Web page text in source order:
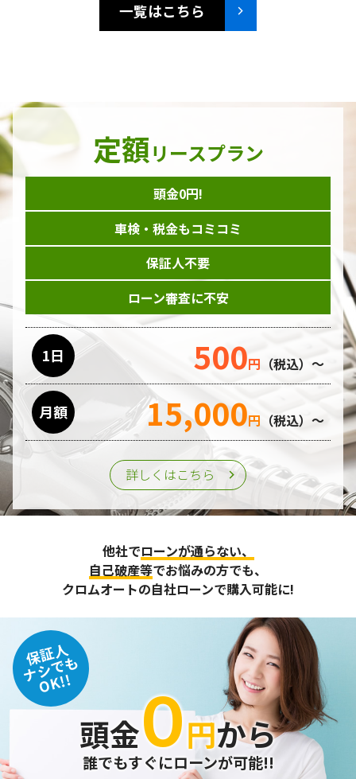
一覧はこちら
定額リースプラン
頭金0円!
車検・税金もコミコミ
保証人不要
ローン審査に不安
1日 500円 （税込）～
月額 15,000円 （税込）～
詳しくはこちら
他社でローンが通らない、
自己破産等でお悩みの方でも、
クロムオートの自社ローンで購入可能に!
保証人
ナシでも
OK!!
頭金０円から
誰でもすぐにローンが可能!!